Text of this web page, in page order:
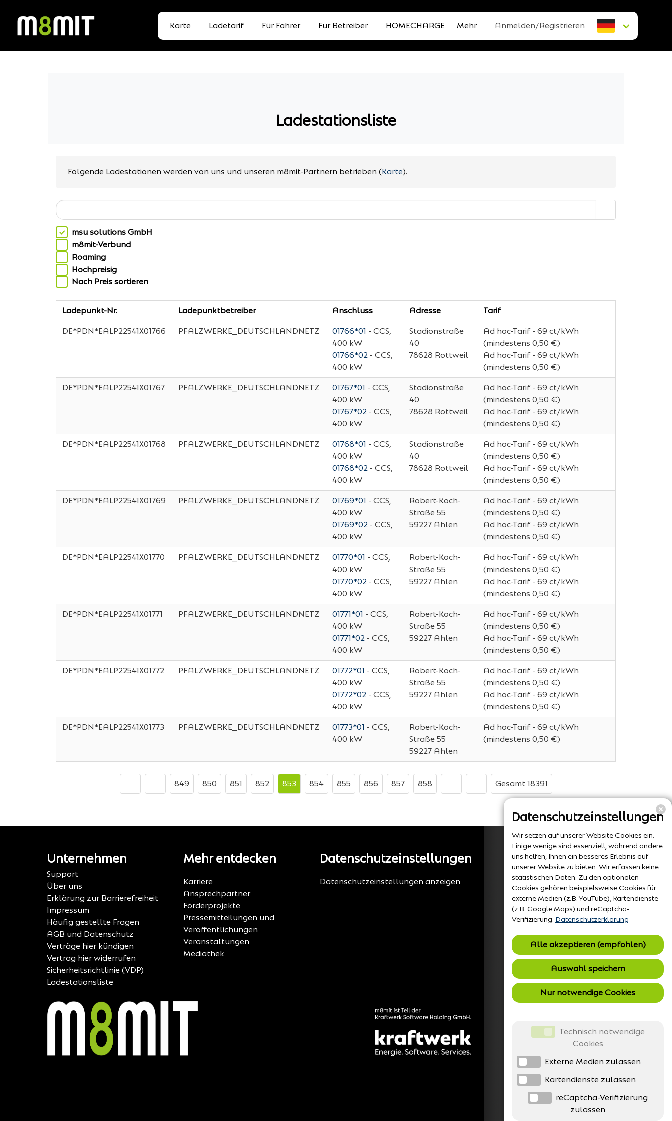
Karte Ladetarif Für Fahrer Für Betreiber HOMECHARGE Mehr Anmelden/Registrieren
Ladestationsliste
Folgende Ladestationen werden von uns und unseren m8mit-Partnern betrieben (Karte).
msu solutions GmbH
m8mit-Verbund
Roaming
Hochpreisig
Nach Preis sortieren
Ladepunkt-Nr. Ladepunktbetreiber Anschluss Adresse Tarif
DE*PDN*EALP22541X01766 PFALZWERKE_DEUTSCHLANDNETZ 01766*01 - CCS,
400 kW
01766*02 - CCS,
400 kW
Stadionstraße
40
78628 Rottweil
Ad hoc-Tarif - 69 ct/kWh
(mindestens 0,50 €)
Ad hoc-Tarif - 69 ct/kWh
(mindestens 0,50 €)
DE*PDN*EALP22541X01767 PFALZWERKE_DEUTSCHLANDNETZ 01767*01 - CCS,
400 kW
01767*02 - CCS,
400 kW
Stadionstraße
40
78628 Rottweil
Ad hoc-Tarif - 69 ct/kWh
(mindestens 0,50 €)
Ad hoc-Tarif - 69 ct/kWh
(mindestens 0,50 €)
DE*PDN*EALP22541X01768 PFALZWERKE_DEUTSCHLANDNETZ 01768*01 - CCS,
400 kW
01768*02 - CCS,
400 kW
Stadionstraße
40
78628 Rottweil
Ad hoc-Tarif - 69 ct/kWh
(mindestens 0,50 €)
Ad hoc-Tarif - 69 ct/kWh
(mindestens 0,50 €)
DE*PDN*EALP22541X01769 PFALZWERKE_DEUTSCHLANDNETZ 01769*01 - CCS,
400 kW
01769*02 - CCS,
400 kW
Robert-Koch-
Straße 55
59227 Ahlen
Ad hoc-Tarif - 69 ct/kWh
(mindestens 0,50 €)
Ad hoc-Tarif - 69 ct/kWh
(mindestens 0,50 €)
DE*PDN*EALP22541X01770 PFALZWERKE_DEUTSCHLANDNETZ 01770*01 - CCS,
400 kW
01770*02 - CCS,
400 kW
Robert-Koch-
Straße 55
59227 Ahlen
Ad hoc-Tarif - 69 ct/kWh
(mindestens 0,50 €)
Ad hoc-Tarif - 69 ct/kWh
(mindestens 0,50 €)
DE*PDN*EALP22541X01771 PFALZWERKE_DEUTSCHLANDNETZ 01771*01 - CCS,
400 kW
01771*02 - CCS,
400 kW
Robert-Koch-
Straße 55
59227 Ahlen
Ad hoc-Tarif - 69 ct/kWh
(mindestens 0,50 €)
Ad hoc-Tarif - 69 ct/kWh
(mindestens 0,50 €)
DE*PDN*EALP22541X01772 PFALZWERKE_DEUTSCHLANDNETZ 01772*01 - CCS,
400 kW
01772*02 - CCS,
400 kW
Robert-Koch-
Straße 55
59227 Ahlen
Ad hoc-Tarif - 69 ct/kWh
(mindestens 0,50 €)
Ad hoc-Tarif - 69 ct/kWh
(mindestens 0,50 €)
DE*PDN*EALP22541X01773 PFALZWERKE_DEUTSCHLANDNETZ 01773*01 - CCS,
400 kW
Robert-Koch-
Straße 55
59227 Ahlen
Ad hoc-Tarif - 69 ct/kWh
(mindestens 0,50 €)
849 850 851 852 853 854 855 856 857 858 Gesamt 18391
Unternehmen
Support
Über uns
Erklärung zur Barrierefreiheit
Impressum
Häufig gestellte Fragen
AGB und Datenschutz
Verträge hier kündigen
Vertrag hier widerrufen
Sicherheitsrichtlinie (VDP)
Ladestationsliste
Mehr entdecken
Karriere
Ansprechpartner
Förderprojekte
Pressemitteilungen und
Veröffentlichungen
Veranstaltungen
Mediathek
Datenschutzeinstellungen
Datenschutzeinstellungen anzeigen
Datenschutzeinstellungen
Wir setzen auf unserer Website Cookies ein.
Einige wenige sind essenziell, während andere
uns helfen, Ihnen ein besseres Erlebnis auf
unserer Website zu bieten. Wir erfassen keine
statistischen Daten. Zu den optionalen
Cookies gehören beispielsweise Cookies für
externe Medien (z.B. YouTube), Kartendienste
(z.B. Google Maps) und reCaptcha-
Verifizierung. Datenschutzerklärung
Alle akzeptieren (empfohlen)
Auswahl speichern
Nur notwendige Cookies
Technisch notwendige
Cookies
Externe Medien zulassen
Kartendienste zulassen
reCaptcha-Verifizierung
zulassen